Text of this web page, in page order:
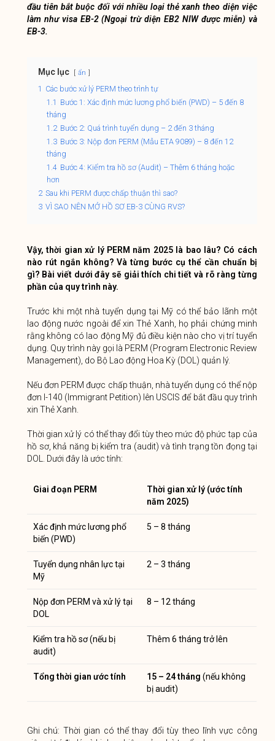
đầu tiên bắt buộc đối với nhiều loại thẻ xanh theo diện việc
làm như visa EB-2 (Ngoại trừ diện EB2 NIW được miễn) và
EB-3.
Mục lục ẩn
1 Các bước xử lý PERM theo trình tự
1.1 Bước 1: Xác định mức lương phổ biến (PWD) – 5 đến 8
tháng
1.2 Bước 2: Quá trình tuyển dụng – 2 đến 3 tháng
1.3 Bước 3: Nộp đơn PERM (Mẫu ETA 9089) – 8 đến 12
tháng
1.4 Bước 4: Kiểm tra hồ sơ (Audit) – Thêm 6 tháng hoặc
hơn
2 Sau khi PERM được chấp thuận thì sao?
3 VÌ SAO NÊN MỞ HỒ SƠ EB-3 CÙNG RVS?
Vậy, thời gian xử lý PERM năm 2025 là bao lâu? Có cách
nào rút ngắn không? Và từng bước cụ thể cần chuẩn bị
gì? Bài viết dưới đây sẽ giải thích chi tiết và rõ ràng từng
phần của quy trình này.
Trước khi một nhà tuyển dụng tại Mỹ có thể bảo lãnh một
lao động nước ngoài để xin Thẻ Xanh, họ phải chứng minh
rằng không có lao động Mỹ đủ điều kiện nào cho vị trí tuyển
dụng. Quy trình này gọi là PERM (Program Electronic Review
Management), do Bộ Lao động Hoa Kỳ (DOL) quản lý.
Nếu đơn PERM được chấp thuận, nhà tuyển dụng có thể nộp
đơn I-140 (Immigrant Petition) lên USCIS để bắt đầu quy trình
xin Thẻ Xanh.
Thời gian xử lý có thể thay đổi tùy theo mức độ phức tạp của
hồ sơ, khả năng bị kiểm tra (audit) và tình trạng tồn đọng tại
DOL. Dưới đây là ước tính:
Giai đoạn PERM
Thời gian xử lý (ước tính
năm 2025)
Xác định mức lương phổ
biến (PWD)
5 – 8 tháng
Tuyển dụng nhân lực tại
Mỹ
2 – 3 tháng
Nộp đơn PERM và xử lý tại
DOL
8 – 12 tháng
Kiểm tra hồ sơ (nếu bị
audit)
Thêm 6 tháng trở lên
Tổng thời gian ước tính 15 – 24 tháng (nếu không
bị audit)
Ghi chú: Thời gian có thể thay đổi tùy theo lĩnh vực công